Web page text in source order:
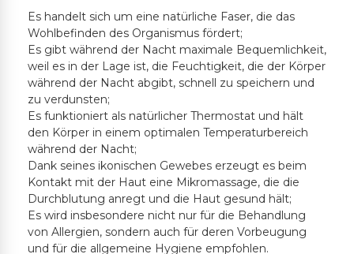
Es handelt sich um eine natürliche Faser, die das
Wohlbefinden des Organismus fördert;
Es gibt während der Nacht maximale Bequemlichkeit,
weil es in der Lage ist, die Feuchtigkeit, die der Körper
während der Nacht abgibt, schnell zu speichern und
zu verdunsten;
Es funktioniert als natürlicher Thermostat und hält
den Körper in einem optimalen Temperaturbereich
während der Nacht;
Dank seines ikonischen Gewebes erzeugt es beim
Kontakt mit der Haut eine Mikromassage, die die
Durchblutung anregt und die Haut gesund hält;
Es wird insbesondere nicht nur für die Behandlung
von Allergien, sondern auch für deren Vorbeugung
und für die allgemeine Hygiene empfohlen.